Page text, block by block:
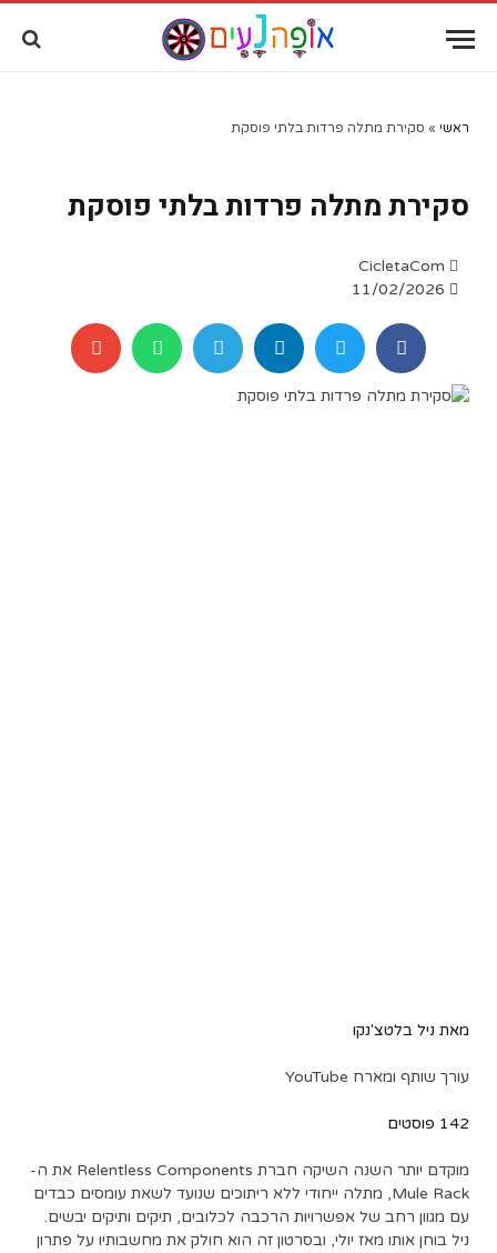
מַעֲרֶכֶת
הַמְּסַיַּעַת
לִנְגִישׁוּת
ראשי » סקירת מתלה פרדות בלתי פוסקת
סקירת מתלה פרדות בלתי פוסקת
CicletaCom
11/02/2026
מאת ניל בלטצ'נקו
עורך שותף ומארח YouTube
142 פוסטים
מוקדם יותר השנה השיקה חברת Relentless Components את ה-
Mule Rack, מתלה ייחודי ללא ריתוכים שנועד לשאת עומסים כבדים
עם מגוון רחב של אפשרויות הרכבה לכלובים, תיקים ותיקים יבשים.
ניל בוחן אותו מאז יולי, ובסרטון זה הוא חולק את מחשבותיו על פתרון